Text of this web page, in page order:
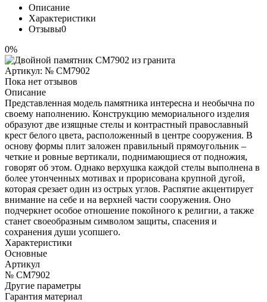
Описание
Характеристики
Отзывы0
0%
Артикул: № CM7902
Пока нет отзывов
Описание
Представленная модель памятника интересна и необычна по
своему наполнению. Конструкцию мемориального изделия
образуют две изящные стелы и контрастный православный
крест белого цвета, расположенный в центре сооружения. В
основу формы плит заложен правильный прямоугольник –
четкие и ровные вертикали, поднимающиеся от подножия,
говорят об этом. Однако верхушка каждой стелы выполнена в
более утонченных мотивах и прорисована крупной дугой,
которая срезает один из острых углов. Распятие акцентирует
внимание на себе и на верхней части сооружения. Оно
подчеркнет особое отношение покойного к религии, а также
станет своеобразным символом защиты, спасения и
сохранения души усопшего.
Характеристики
Основные
Артикул
№ CM7902
Другие параметры
Гарантия материал